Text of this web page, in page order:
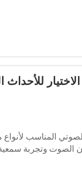
للأحداث
المناسب
الصوت وتجربة